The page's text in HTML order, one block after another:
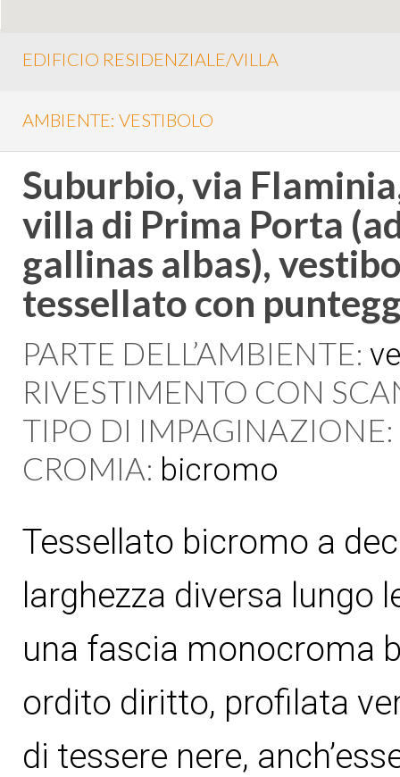
EDIFICIO RESIDENZIALE/VILLA
AMBIENTE: VESTIBOLO
Suburbio, via
villa di Prima Porta
gallinas albas),
tessellato con
PARTE DELL’AMBIENTE:
RIVESTIMENTO CON
TIPO DI IMPAGINAZIONE:
CROMIA: bicromo
Tessellato bicromo a
larghezza diversa lungo
una fascia monocroma
ordito diritto, profilata
di tessere nere,